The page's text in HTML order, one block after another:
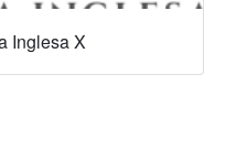
Inglesa X